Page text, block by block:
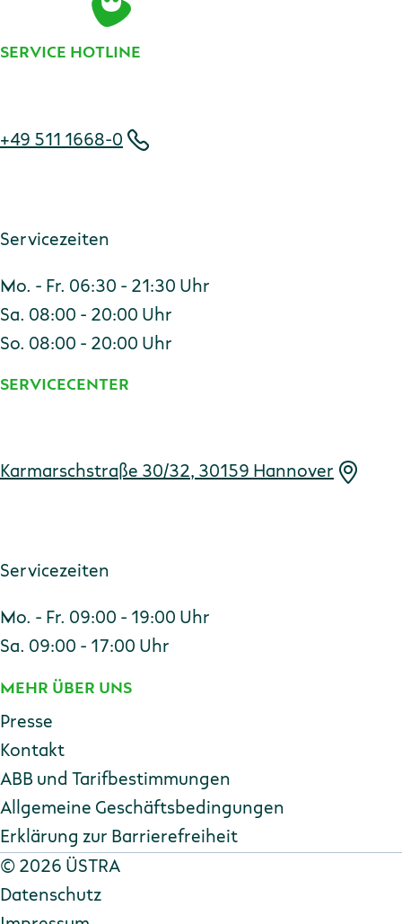
SERVICE HOTLINE
+49 511 1668-0
Servicezeiten
Mo. - Fr. 06:30 - 21:30 Uhr
Sa. 08:00 - 20:00 Uhr
So. 08:00 - 20:00 Uhr
SERVICECENTER
Karmarschstraße 30/32, 30159 Hannover
Servicezeiten
Mo. - Fr. 09:00 - 19:00 Uhr
Sa. 09:00 - 17:00 Uhr
MEHR ÜBER UNS
Presse
Kontakt
ABB und Tarifbestimmungen
Allgemeine Geschäftsbedingungen
Erklärung zur Barriere­freiheit
Copyright
© 2026 ÜSTRA
Datenschutz